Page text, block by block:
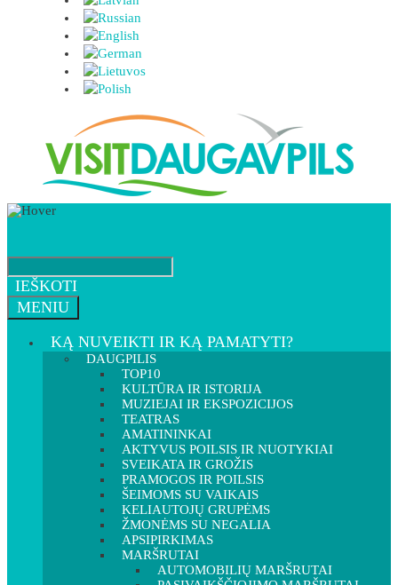
IEŠKOTI
MENIU
KĄ NUVEIKTI IR KĄ PAMATYTI?
DAUGPILIS
TOP10
KULTŪRA IR ISTORIJA
MUZIEJAI IR EKSPOZICIJOS
TEATRAS
AMATININKAI
AKTYVUS POILSIS IR NUOTYKIAI
SVEIKATA IR GROŽIS
PRAMOGOS IR POILSIS
ŠEIMOMS SU VAIKAIS
KELIAUTOJŲ GRUPĖMS
ŽMONĖMS SU NEGALIA
APSIPIRKIMAS
MARŠRUTAI
AUTOMOBILIŲ MARŠRUTAI